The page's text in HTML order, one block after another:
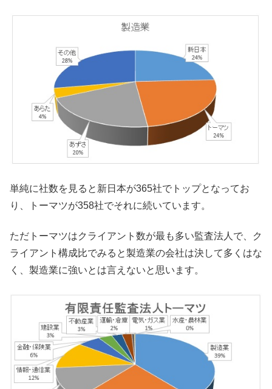
単純に社数を見ると新日本が365社でトップとなってお
り、トーマツが358社でそれに続いています。
ただトーマツはクライアント数が最も多い監査法人で、ク
ライアント構成比でみると製造業の会社は決して多くはな
く、製造業に強いとは言えないと思います。